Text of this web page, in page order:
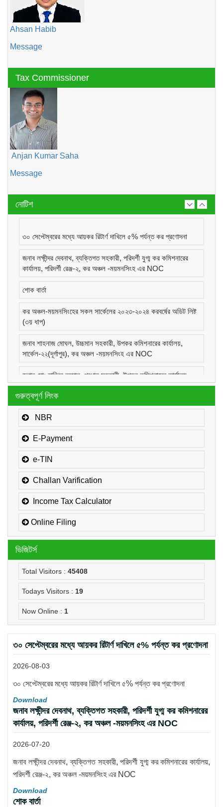
৩০ সেপ্টেম্বরের মধ্যে আয়কর রিটার্ণ দাখিলে ৫% পর্যন্ত কর প্রণোদনা
2026-08-03
৩০ সেপ্টেম্বরের মধ্যে আয়কর রিটার্ণ দাখিলে ৫% পর্যন্ত কর প্রণোদনা
Download
জনাব লক্ষীন্দর দেবনাথ, ব্যক্তিগত সহকারী, পরিদর্শী যুগ্ম কর কমিশনারের
কার্যালয়, পরিদর্শী রেঞ্জ-২, কর অঞ্চল -ময়মনসিংহ এর NOC
2026-07-20
জনাব লক্ষীন্দর দেবনাথ, ব্যক্তিগত সহকারী, পরিদর্শী যুগ্ম কর কমিশনারের কার্যালয়,
পরিদর্শী রেঞ্জ-২, কর অঞ্চল -ময়মনসিংহ এর NOC
Download
শোক বার্তা
Ahsan Habib
Message
Tax Commissioner
Anjan Kumar Saha
Message
নোটিশ
৩০ সেপ্টেম্বরের মধ্যে আয়কর রিটার্ণ দাখিলে ৫% পর্যন্ত কর প্রণোদনা
জনাব লক্ষীন্দর দেবনাথ, ব্যক্তিগত সহকারী, পরিদর্শী যুগ্ম কর কমিশনারের
কার্যালয়, পরিদর্শী রেঞ্জ-২, কর অঞ্চল -ময়মনসিংহ এর NOC
শোক বার্তা
কর অঞ্চল-ময়মনসিংহের সকল সার্কেলের ২০২৩-২০২৪ করবর্ষের অডিট লিষ্ট
(৩য় ধাপ)
জনাব শাহনাজ মোঘল, উচ্চমান সহকারী, উপকর কমিশনারের কার্যালয়,
সার্কেল-২২(দূর্গাপুর), কর অঞ্চল -ময়মনসিংহ এর NOC
জনাব মোঃ হাবিবুর রহমান, প্রধান সহকারী, উপকর কমিশনারের কার্যালয়,
সার্কেল-১(কোম্পানীজ), কর অঞ্চল -ময়মনসিংহ এর NOC
জনাব মোঃ মোরাদুজ্জামান, সাঁট মুদ্রাক্ষরিক কাম-কম্পিউটার অপারেটর, উপকর
কমিশনারের কার্যালয়, সার্কেল-১(কোম্পানীজ), কর অঞ্চল -ময়মনসিংহ এর
গুরুত্বপূর্ণ লিংক
NBR
E-Payment
e-TIN
Challan Varification
Income Tax Calculator
Online Filing
ভিজিটর্স
Total Visitors : 45408
Todays Visitors : 19
Now Online : 1